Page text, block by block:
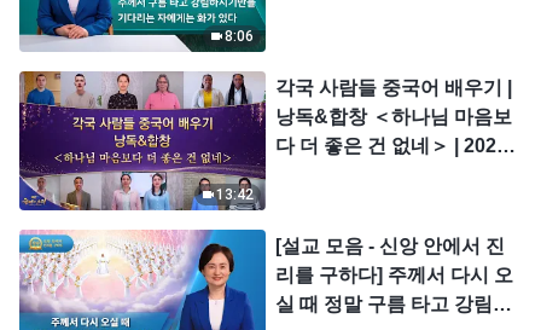
8:06
13:42
각국 사람들 중국어 배우기 |
낭독&합창 ＜하나님 마음보
다 더 좋은 건 없네＞ | 2026
[설교 모음 - 신앙 안에서 진
리를 구하다] 주께서 다시 오
실 때 정말 구름 타고 강림하